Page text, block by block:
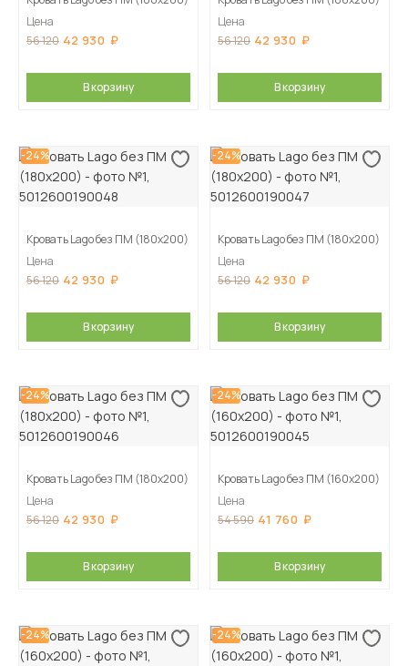
Цена
56 120 42 930
В корзину
Цена
56 120 42 930
В корзину
-24%
Кровать Lago без ПМ (180х200)
Цена
56 120 42 930
В корзину
-24%
Кровать Lago без ПМ (180х200)
Цена
56 120 42 930
В корзину
-24%
Кровать Lago без ПМ (180х200)
Цена
56 120 42 930
В корзину
-24%
Кровать Lago без ПМ (160х200)
Цена
54 590 41 760
В корзину
-24% -24%